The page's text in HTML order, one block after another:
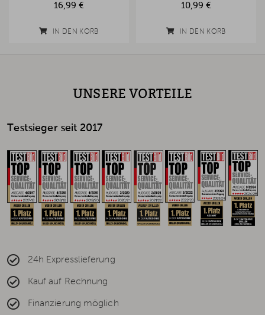
16,99 €
IN DEN KORB
10,99 €
IN DEN KORB
UNSERE VORTEILE
Testsieger seit 2017
24h Expresslieferung
Kauf auf Rechnung
Finanzierung möglich